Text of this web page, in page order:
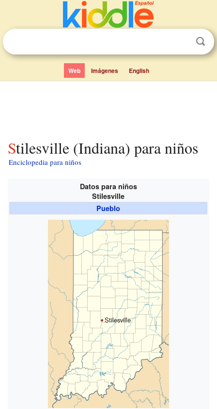
Web Imágenes English
Stilesville (Indiana) para niños
Enciclopedia para niños
Datos para niños
Stilesville
Pueblo
Stilesville